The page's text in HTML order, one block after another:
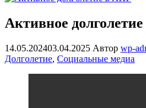
Активное
14.05.202403.04.2025 Автор wp-
Долголетие, Социальные медиа